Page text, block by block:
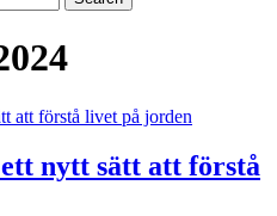
nytt sätt att förstå